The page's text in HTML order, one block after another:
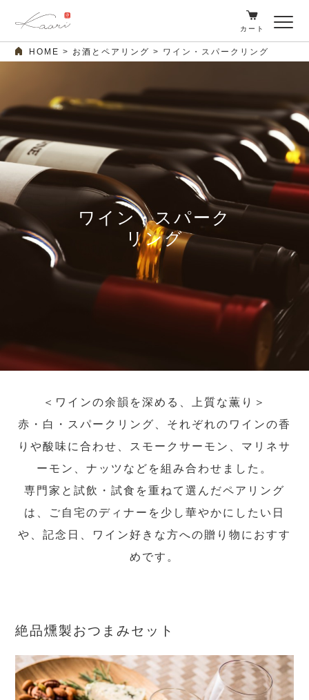
カート
HOME お酒とペアリング ワイン・スパークリング
ワイン・スパーク
リング
＜ワインの余韻を深める、上質な薫り＞
赤・白・スパークリング、それぞれのワインの香
りや酸味に合わせ、スモークサーモン、マリネサ
ーモン、ナッツなどを組み合わせました。
専門家と試飲・試食を重ねて選んだペアリング
は、ご自宅のディナーを少し華やかにしたい日
や、記念日、ワイン好きな方への贈り物におすす
めです。
絶品燻製おつまみセット